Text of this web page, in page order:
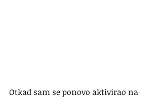
Otkad sam se ponovo aktivirao na